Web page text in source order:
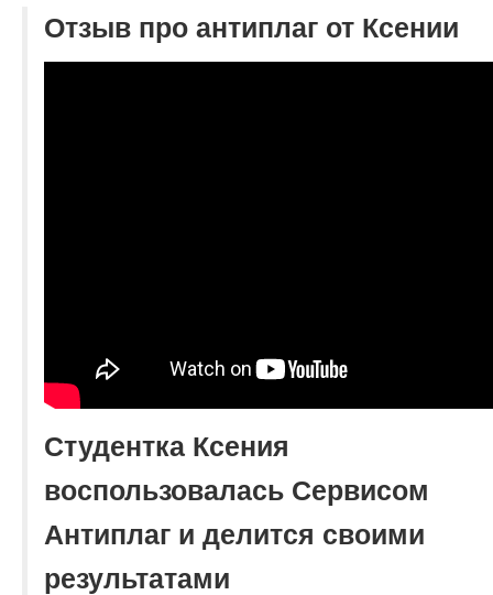
Отзыв про антиплаг от Ксении
Студентка Ксения
воспользовалась Сервисом
Антиплаг и делится своими
результатами